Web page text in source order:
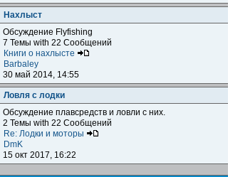
Нахлыст
Обсуждение Flyfishing
7 Темы with 22 Сообщений
Книги о нахлысте
Barbaley
30 май 2014, 14:55
Ловля с лодки
Обсуждение плавсредств и ловли с них.
2 Темы with 22 Сообщений
Re: Лодки и моторы
DmK
15 окт 2017, 16:22